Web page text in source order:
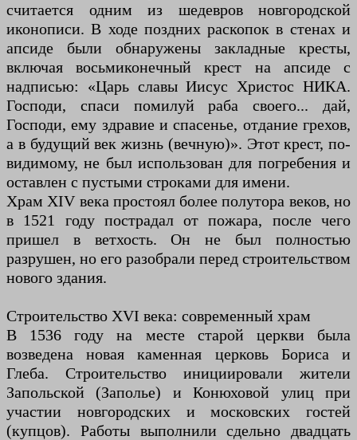
считается одним из шедевров новгородской
иконописи. В ходе поздних раскопок в стенах и
апсиде были обнаружены закладные кресты,
включая восьмиконечный крест на апсиде с
надписью: «Царь славы Иисус Христос НИКА.
Господи, спаси помилуй раба своего... дай,
Господи, ему здравие и спасенье, отдание грехов,
а в будущий век жизнь (вечную)». Этот крест, по-
видимому, не был использован для погребения и
оставлен с пустыми строками для имени.
Храм XIV века простоял более полутора веков, но
в 1521 году пострадал от пожара, после чего
пришел в ветхость. Он не был полностью
разрушен, но его разобрали перед строительством
нового здания.
Строительство XVI века: современный храм
В 1536 году на месте старой церкви была
возведена новая каменная церковь Бориса и
Глеба. Строительство инициировали жители
Запольской (Заполье) и Конюховой улиц при
участии новгородских и московских гостей
(купцов). Работы выполнили сдельно двадцать